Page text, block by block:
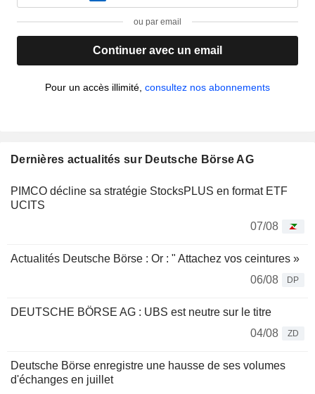
ou par email
Continuer avec un email
Pour un accès illimité, consultez nos abonnements
Dernières actualités sur Deutsche Börse AG
PIMCO décline sa stratégie StocksPLUS en format ETF
UCITS
07/08
Actualités Deutsche Börse : Or : " Attachez vos ceintures »
06/08
DP
DEUTSCHE BÖRSE AG : UBS est neutre sur le titre
04/08
ZD
Deutsche Börse enregistre une hausse de ses volumes
d'échanges en juillet